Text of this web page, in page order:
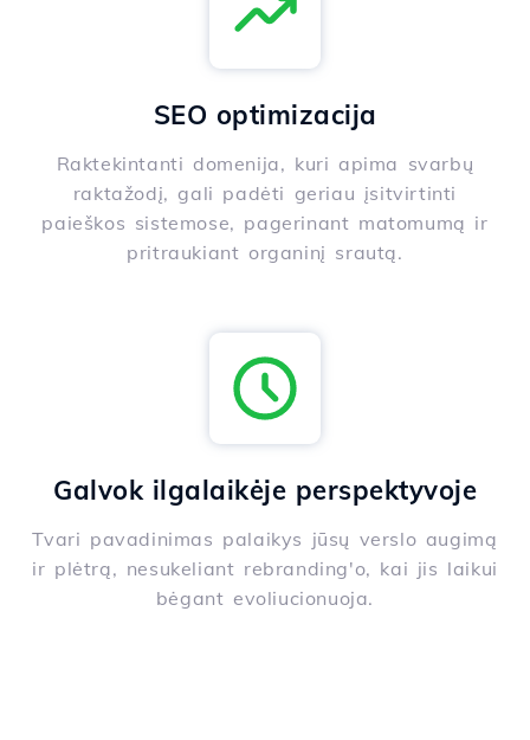
SEO optimizacija
Raktekintanti domenija, kuri apima svarbų
raktažodį, gali padėti geriau įsitvirtinti
paieškos sistemose, pagerinant matomumą ir
pritraukiant organinį srautą.
Galvok ilgalaikėje perspektyvoje
Tvari pavadinimas palaikys jūsų verslo augimą
ir plėtrą, nesukeliant rebranding'o, kai jis laikui
bėgant evoliucionuoja.